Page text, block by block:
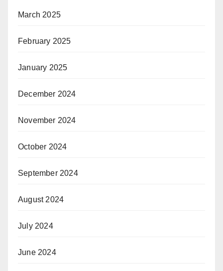
March 2025
February 2025
January 2025
December 2024
November 2024
October 2024
September 2024
August 2024
July 2024
June 2024